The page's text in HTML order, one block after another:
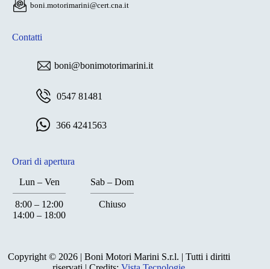
boni.motorimarini@cert.cna.it
Contatti
boni@bonimotorimarini.it
0547 81481
366 4241563
Orari di apertura
Lun – Ven
Sab – Dom
8:00 – 12:00
14:00 – 18:00
Chiuso
Copyright © 2026 | Boni Motori Marini S.r.l. | Tutti i diritti